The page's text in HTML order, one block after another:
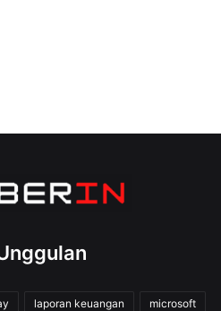
laporan keuangan microsoft